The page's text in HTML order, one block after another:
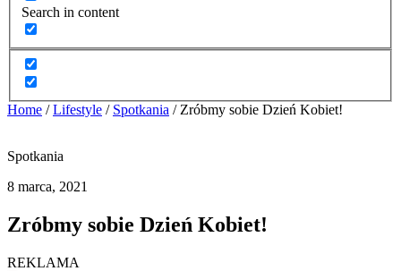
Search in content
Home / Lifestyle / Spotkania / Zróbmy sobie Dzień Kobiet!
Spotkania
8 marca, 2021
Zróbmy sobie Dzień Kobiet!
REKLAMA